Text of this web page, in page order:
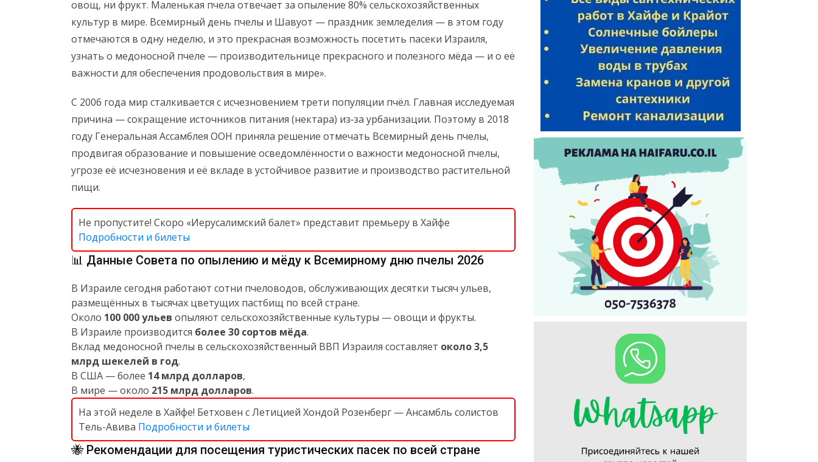
овощ, ни фрукт. Маленькая пчела отвечает за опыление 80% сельскохозяйственных
культур в мире. Всемирный день пчелы и Шавуот — праздник земледелия — в этом году
отмечаются в одну неделю, и это прекрасная возможность посетить пасеки Израиля,
узнать о медоносной пчеле — производительнице прекрасного и полезного мёда — и о её
важности для обеспечения продовольствия в мире».
С 2006 года мир сталкивается с исчезновением трети популяции пчёл. Главная исследуемая
причина — сокращение источников питания (нектара) из‑за урбанизации. Поэтому в 2018
году Генеральная Ассамблея ООН приняла решение отмечать Всемирный день пчелы,
продвигая образование и повышение осведомлённости о важности медоносной пчелы,
угрозе её исчезновения и её вкладе в устойчивое развитие и производство растительной
пищи.
Не пропустите! Скоро «Иерусалимский балет» представит премьеру в Хайфе
Подробности и билеты
📊 Данные Совета по опылению и мёду к Всемирному дню пчелы 2026
В Израиле сегодня работают сотни пчеловодов, обслуживающих десятки тысяч ульев,
размещённых в тысячах цветущих пастбищ по всей стране.
Около 100 000 ульев опыляют сельскохозяйственные культуры — овощи и фрукты.
В Израиле производится более 30 сортов мёда.
Вклад медоносной пчелы в сельскохозяйственный ВВП Израиля составляет около 3,5
млрд шекелей в год.
В США — более 14 млрд долларов,
В мире — около 215 млрд долларов.
На этой неделе в Хайфе! Бетховен с Летицией Хондой Розенберг — Ансамбль солистов
Тель-Авива Подробности и билеты
🐝 Рекомендации для посещения туристических пасек по всей стране